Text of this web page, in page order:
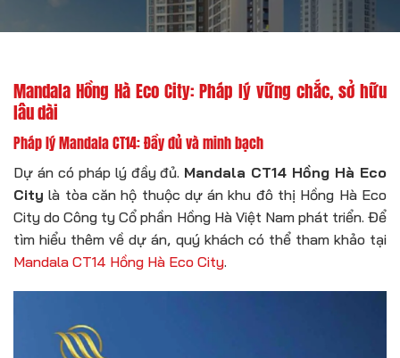
Mandala Hồng Hà Eco City: Pháp lý vững chắc, sở hữu
lâu dài
Pháp lý Mandala CT14: Đầy đủ và minh bạch
Dự án có pháp lý đầy đủ. Mandala CT14 Hồng Hà Eco
City là tòa căn hộ thuộc dự án khu đô thị Hồng Hà Eco
City do Công ty Cổ phần Hồng Hà Việt Nam phát triển. Để
tìm hiểu thêm về dự án, quý khách có thể tham khảo tại
Mandala CT14 Hồng Hà Eco City.